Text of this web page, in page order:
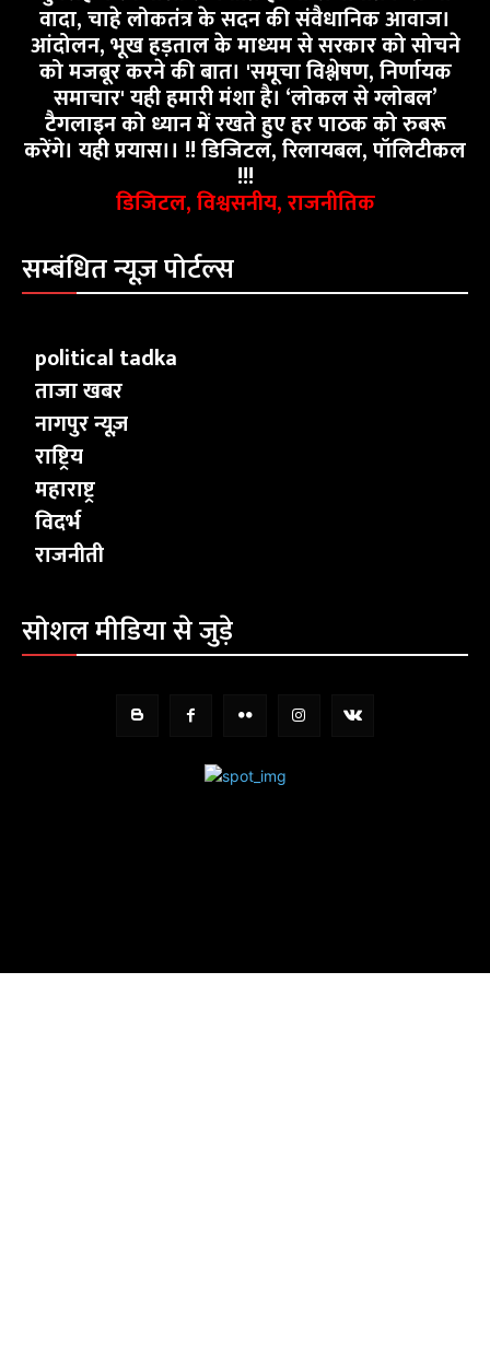
वादा, चाहे लोकतंत्र के सदन की संवैधानिक आवाज।
आंदोलन, भूख हड़ताल के माध्यम से सरकार को सोचने
को मजबूर करने की बात। 'समूचा विश्लेषण, निर्णायक
समाचार' यही हमारी मंशा है। ‘लोकल से ग्लोबल’
टैगलाइन को ध्यान में रखते हुए हर पाठक को रुबरू
करेंगे। यही प्रयास।। !! डिजिटल, रिलायबल, पॉलिटीकल
!!!
डिजिटल, विश्वसनीय, राजनीतिक
सम्बंधित न्यूज़ पोर्टल्स
political tadka
ताजा खबर
नागपुर न्यूज़
राष्ट्रिय
महाराष्ट्र
विदर्भ
राजनीती
सोशल मीडिया से जुड़े